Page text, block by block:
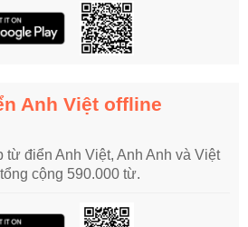
Anh Việt offline
từ điển Anh Việt, Anh Anh và Việt
cộng 590.000 từ.